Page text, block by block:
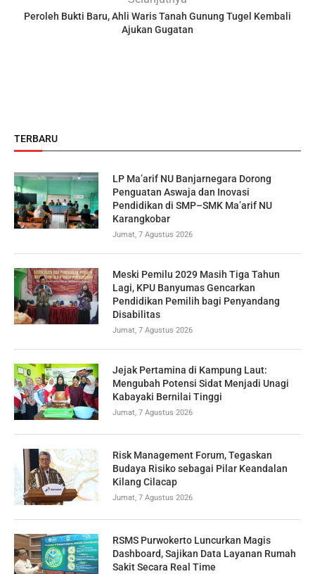
Peroleh Bukti Baru, Ahli Waris Tanah Gunung Tugel Kembali
Ajukan Gugatan
TERBARU
LP Ma’arif NU Banjarnegara Dorong
Penguatan Aswaja dan Inovasi
Pendidikan di SMP–SMK Ma’arif NU
Karangkobar
Jumat, 7 Agustus 2026
Meski Pemilu 2029 Masih Tiga Tahun
Lagi, KPU Banyumas Gencarkan
Pendidikan Pemilih bagi Penyandang
Disabilitas
Jumat, 7 Agustus 2026
Jejak Pertamina di Kampung Laut:
Mengubah Potensi Sidat Menjadi Unagi
Kabayaki Bernilai Tinggi
Jumat, 7 Agustus 2026
Risk Management Forum, Tegaskan
Budaya Risiko sebagai Pilar Keandalan
Kilang Cilacap
Jumat, 7 Agustus 2026
RSMS Purwokerto Luncurkan Magis
Dashboard, Sajikan Data Layanan Rumah
Sakit Secara Real Time